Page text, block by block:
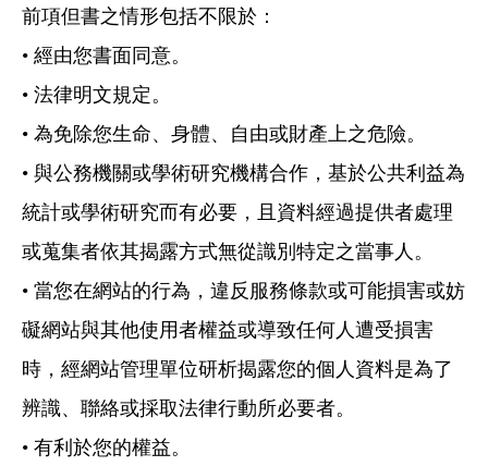
前項但書之情形包括不限於：
• 經由您書面同意。
• 法律明文規定。
• 為免除您生命、身體、自由或財產上之危險。
• 與公務機關或學術研究機構合作，基於公共利益為
統計或學術研究而有必要，且資料經過提供者處理
或蒐集者依其揭露方式無從識別特定之當事人。
• 當您在網站的行為，違反服務條款或可能損害或妨
礙網站與其他使用者權益或導致任何人遭受損害
時，經網站管理單位研析揭露您的個人資料是為了
辨識、聯絡或採取法律行動所必要者。
• 有利於您的權益。